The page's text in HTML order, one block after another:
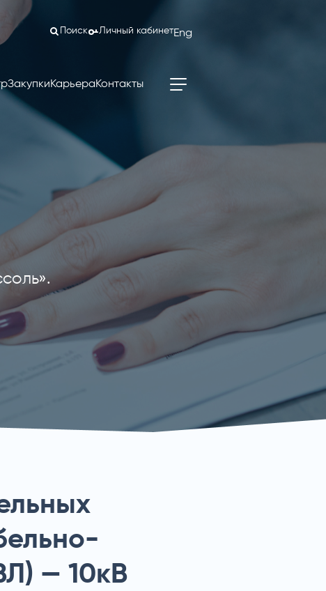
Поиск Личный кабинетEng
ЗакупкиКарьераКонтакты
— 10кВ